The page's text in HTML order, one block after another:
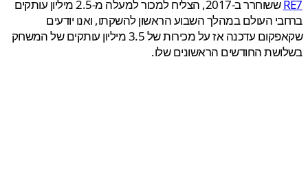
ששוחרר ב-2017, הצליח למכור למעלה מ-2.5 מיליון עותקים
העולם במהלך השבוע הראשון להשקתו, ואנו יודעים
שקאפקום עדכנה אז על מכירות של 3.5 מיליון עותקים של המשחק
החודשים הראשונים שלו.